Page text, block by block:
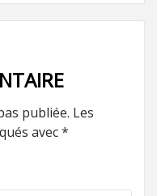
publiée. Les
avec*